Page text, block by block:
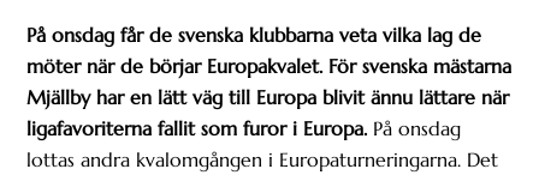
På onsdag får de svenska klubbarna veta vilka lag de
möter när de börjar Europakvalet. För svenska mästarna
Mjällby har en lätt väg till Europa blivit ännu lättare när
ligafavoriterna fallit som furor i Europa. På onsdag
lottas andra kvalomgången i Europaturneringarna. Det